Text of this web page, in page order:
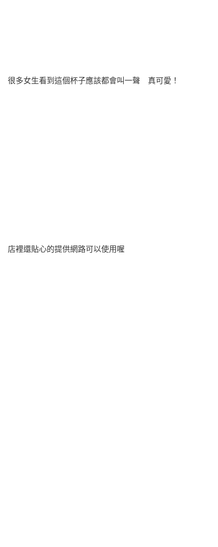
很多女生看到這個杯子應該都會叫一聲 真可愛！
店裡還貼心的提供網路可以使用喔